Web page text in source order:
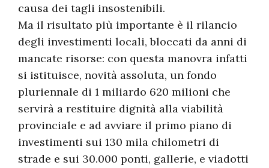
causa dei tagli insostenibili.
Ma il risultato più importante è il rilancio
degli investimenti locali, bloccati da anni di
mancate risorse: con questa manovra infatti
si istituisce, novità assoluta, un fondo
pluriennale di 1 miliardo 620 milioni che
servirà a restituire dignità alla viabilità
provinciale e ad avviare il primo piano di
investimenti sui 130 mila chilometri di
strade e sui 30.000 ponti, gallerie, e viadotti